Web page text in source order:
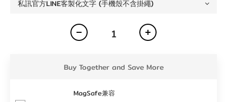
Buy Together and Save More
MagSafe兼容